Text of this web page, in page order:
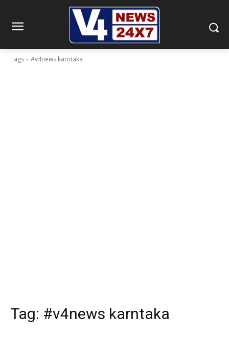
Tags #v4news karntaka
Tag: #v4news karntaka